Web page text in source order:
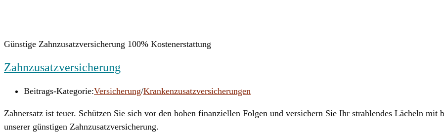
Günstige Zahnzusatzversicherung 100% Kostenerstattung
Zahnzusatzversicherung
Beitrags-Kategorie:Versicherung/Krankenzusatzversicherungen
Zahnersatz ist teuer. Schützen Sie sich vor den hohen finanziellen Folgen und versichern Sie Ihr strahlendes Lächeln mit
unserer günstigen Zahnzusatzversicherung.